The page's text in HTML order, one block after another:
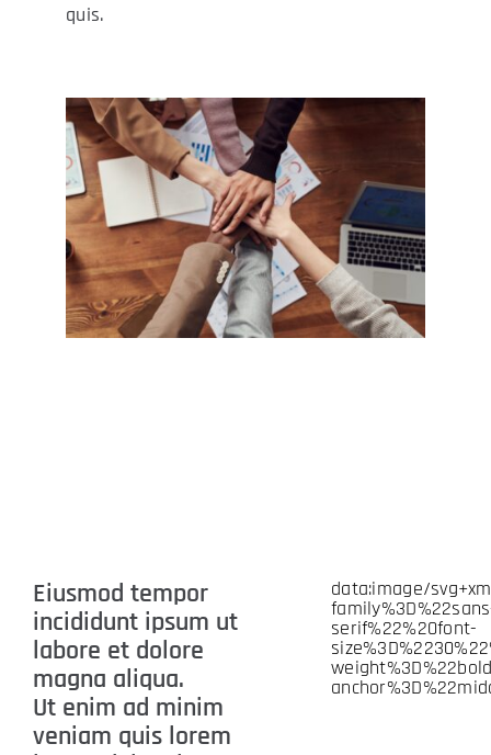
quis.
Eiusmod tempor
incididunt ipsum ut
labore et dolore
magna aliqua.
Ut enim ad minim
veniam quis lorem
data:image/
serif%22%20font-